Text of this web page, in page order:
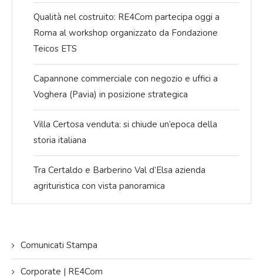
Qualità nel costruito: RE4Com partecipa oggi a
Roma al workshop organizzato da Fondazione
Teicos ETS
Capannone commerciale con negozio e uffici a
Voghera (Pavia) in posizione strategica
Villa Certosa venduta: si chiude un’epoca della
storia italiana
Tra Certaldo e Barberino Val d’Elsa azienda
agrituristica con vista panoramica
Comunicati Stampa
Corporate | RE4Com